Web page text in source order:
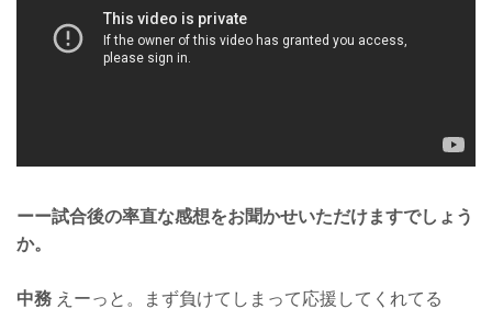
ーー試合後の率直な感想をお聞かせいただけますでしょう
か。
中務 えーっと。まず負けてしまって応援してくれてる